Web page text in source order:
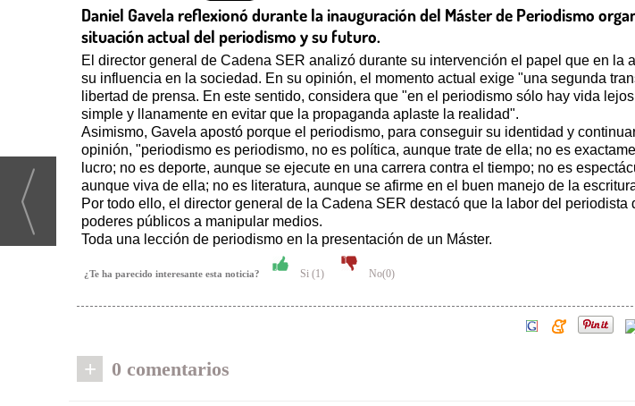
Daniel Gavela reflexionó durante la inauguración del Máster de Periodismo
situación actual del periodismo y su futuro.
El director general de Cadena SER analizó durante su intervención el papel que en
su influencia en la sociedad. En su opinión, el momento actual exige "una segunda
libertad de prensa. En este sentido, considera que "en el periodismo sólo hay vida
simple y llanamente en evitar que la propaganda aplaste la realidad".
Asimismo, Gavela apostó porque el periodismo, para conseguir su identidad y
opinión, "periodismo es periodismo, no es política, aunque trate de ella; no es
lucro; no es deporte, aunque se ejecute en una carrera contra el tiempo; no es
aunque viva de ella; no es literatura, aunque se afirme en el buen manejo de la
Por todo ello, el director general de la Cadena SER destacó que la labor del
poderes públicos a manipular medios.
Toda una lección de periodismo en la presentación de un Máster.
¿Te ha parecido interesante esta noticia? Si (1) No(0)
+ 0 comentarios